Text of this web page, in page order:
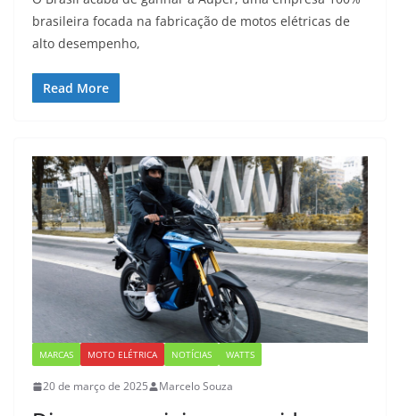
brasileira focada na fabricação de motos elétricas de
alto desempenho,
Read More
MARCAS MOTO ELÉTRICA NOTÍCIAS WATTS
20 de março de 2025 Marcelo Souza